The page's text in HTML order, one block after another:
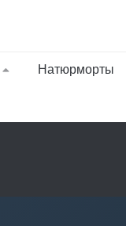
Натюрморты